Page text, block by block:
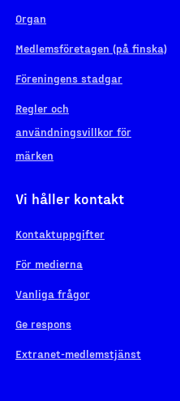
Organ
Medlemsföretagen (på finska)
Föreningens stadgar
Regler och
användningsvillkor för
märken
Vi håller kontakt
Kontaktuppgifter
För medierna
Vanliga frågor
Ge respons
Extranet-medlemstjänst